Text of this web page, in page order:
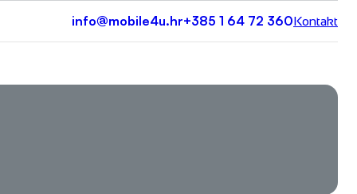
info@mobile4u.hr+385 1 64 72 360Kontakt